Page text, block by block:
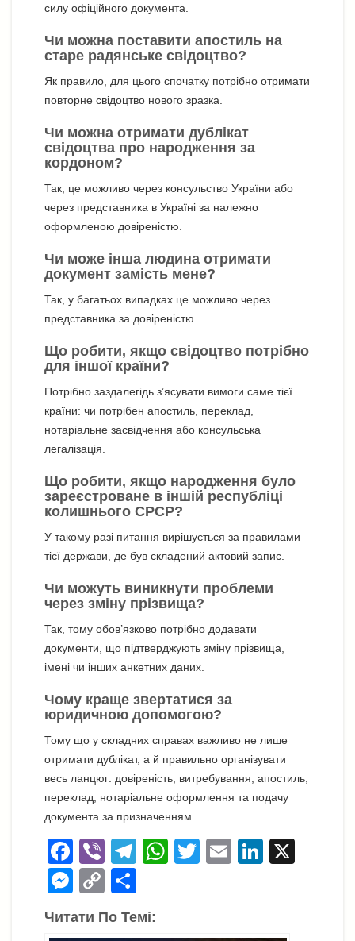
силу офіційного документа.
Чи можна поставити апостиль на
старе радянське свідоцтво?
Як правило, для цього спочатку потрібно отримати
повторне свідоцтво нового зразка.
Чи можна отримати дублікат
свідоцтва про народження за
кордоном?
Так, це можливо через консульство України або
через представника в Україні за належно
оформленою довіреністю.
Чи може інша людина отримати
документ замість мене?
Так, у багатьох випадках це можливо через
представника за довіреністю.
Що робити, якщо свідоцтво потрібно
для іншої країни?
Потрібно заздалегідь з’ясувати вимоги саме тієї
країни: чи потрібен апостиль, переклад,
нотаріальне засвідчення або консульська
легалізація.
Що робити, якщо народження було
зареєстроване в іншій республіці
колишнього СРСР?
У такому разі питання вирішується за правилами
тієї держави, де був складений актовий запис.
Чи можуть виникнути проблеми
через зміну прізвища?
Так, тому обов’язково потрібно додавати
документи, що підтверджують зміну прізвища,
імені чи інших анкетних даних.
Чому краще звертатися за
юридичною допомогою?
Тому що у складних справах важливо не лише
отримати дублікат, а й правильно організувати
весь ланцюг: довіреність, витребування, апостиль,
переклад, нотаріальне оформлення та подачу
документа за призначенням.
F
a
c
e
Vi
b
er
T
gr
W
T
E
Li
M
ss
C
o
p
о
ді
Читати По Темі: